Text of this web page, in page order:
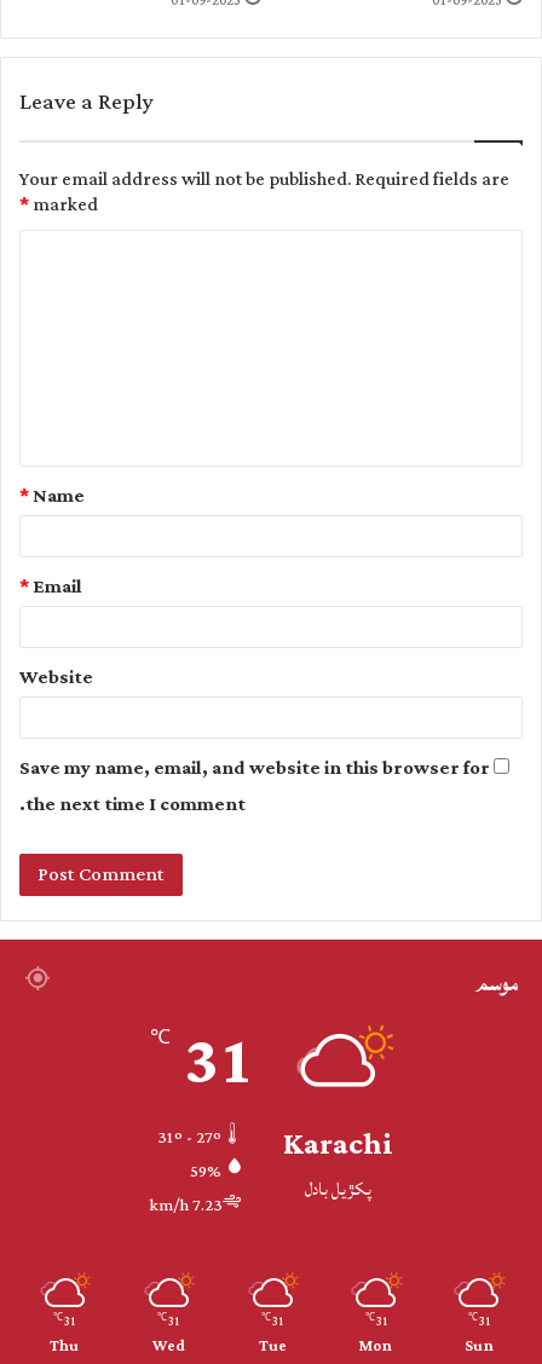
Leave a Reply
Your email address will not be published.Required fields are
marked
*
t
Name
*
Email
*
Website
Save my name, email, and website in this browser for
the next time I comment.
موسم
Karachi
پکڙيل بادل
31
℃
59%
7.23 km/h
31
℃
Sun
31
℃
Mon
31
℃
Tue
31
℃
Wed
31
℃
Thu